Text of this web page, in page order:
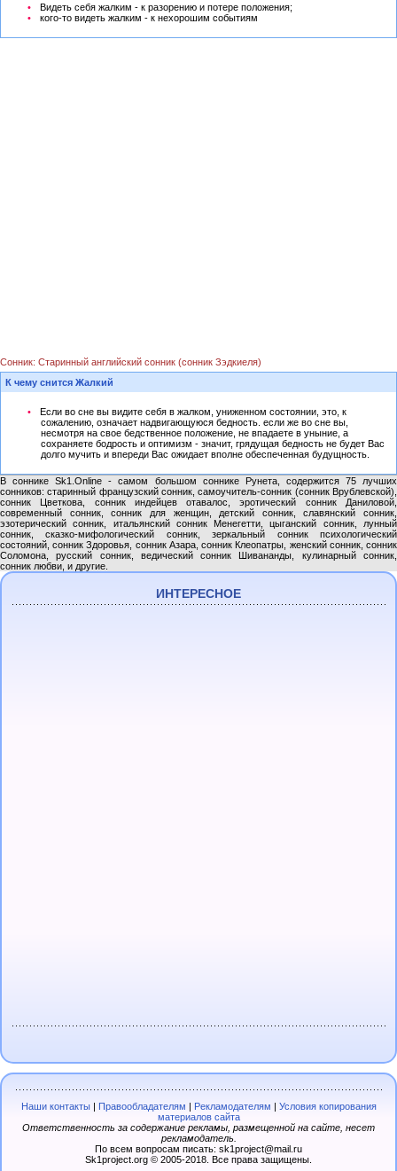
Видеть себя жалким - к разорению и потере положения;
кого-то видеть жалким - к нехорошим событиям
Сонник: Старинный английский сонник (сонник Зэдкиеля)
К чему снится Жалкий
Если во сне вы видите себя в жалком, униженном состоянии, это, к
сожалению, означает надвигающуюся бедность. если же во сне вы,
несмотря на свое бедственное положение, не впадаете в уныние, а
сохраняете бодрость и оптимизм - значит, грядущая бедность не будет Вас
долго мучить и впереди Вас ожидает вполне обеспеченная будущность.
В соннике Sk1.Online - самом большом соннике Рунета, содержится 75 лучших
сонников: старинный французский сонник, самоучитель-сонник (сонник Врублевской),
сонник Цветкова, сонник индейцев отавалос, эротический сонник Даниловой,
современный сонник, сонник для женщин, детский сонник, славянский сонник,
эзотерический сонник, итальянский сонник Менегетти, цыганский сонник, лунный
сонник, сказко-мифологический сонник, зеркальный сонник психологический
состояний, сонник Здоровья, сонник Азара, сонник Клеопатры, женский сонник, сонник
Соломона, русский сонник, ведический сонник Шивананды, кулинарный сонник,
сонник любви, и другие.
ИНТЕРЕСНОЕ
Наши контакты| Правообладателям Рекламодателям
Условия копирования
материалов сайта
Ответственность за содержание рекламы, размещенной на сайте, несет
рекламодатель.
По всем вопросам писать: sk1project@mail.ru
Sk1project.org © 2005-2018. Все права защищены.